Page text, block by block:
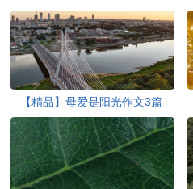
【精品】母爱是阳光作文3篇